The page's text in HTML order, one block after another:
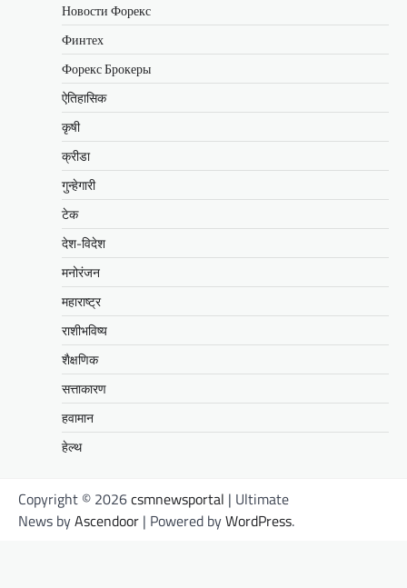
Новости Форекс
Финтех
Форекс Брокеры
ऐतिहासिक
कृषी
क्रीडा
गुन्हेगारी
टेक
देश-विदेश
मनोरंजन
महाराष्ट्र
राशीभविष्य
शैक्षणिक
सत्ताकारण
हवामान
हेल्थ
Copyright © 2026csmnewsportal | Ultimate
News byAscendoor | Powered byWordPress.